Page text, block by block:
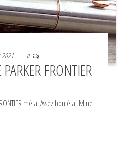
2021 0
FRONTIER
métal Assez bon état Mine